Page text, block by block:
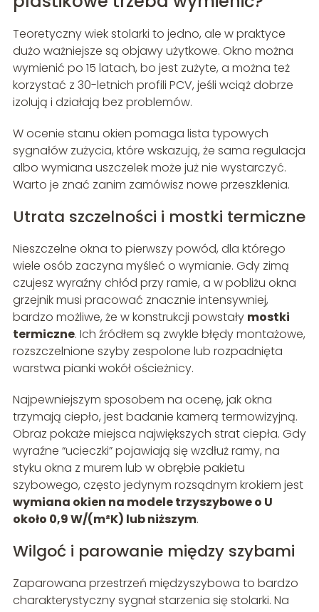
Teoretyczny wiek stolarki to jedno, ale w praktyce
dużo ważniejsze są objawy użytkowe. Okno można
wymienić po 15 latach, bo jest zużyte, a można też
korzystać z 30-letnich profili PCV, jeśli wciąż dobrze
izolują i działają bez problemów.
W ocenie stanu okien pomaga lista typowych
sygnałów zużycia, które wskazują, że sama regulacja
albo wymiana uszczelek może już nie wystarczyć.
Warto je znać zanim zamówisz nowe przeszklenia.
Utrata szczelności i mostki termiczne
Nieszczelne okna to pierwszy powód, dla którego
wiele osób zaczyna myśleć o wymianie. Gdy zimą
czujesz wyraźny chłód przy ramie, a w pobliżu okna
grzejnik musi pracować znacznie intensywniej,
bardzo możliwe, że w konstrukcji powstały mostki
termiczne. Ich źródłem są zwykle błędy montażowe,
rozszczelnione szyby zespolone lub rozpadnięta
warstwa pianki wokół ościeżnicy.
Najpewniejszym sposobem na ocenę, jak okna
trzymają ciepło, jest badanie kamerą termowizyjną.
Obraz pokaże miejsca największych strat ciepła. Gdy
wyraźne “ucieczki” pojawiają się wzdłuż ramy, na
styku okna z murem lub w obrębie pakietu
szybowego, często jedynym rozsądnym krokiem jest
wymiana okien na modele trzyszybowe o U
około 0,9 W/(m²K) lub niższym.
Wilgoć i parowanie między szybami
Zaparowana przestrzeń międzyszybowa to bardzo
charakterystyczny sygnał starzenia się stolarki. Na